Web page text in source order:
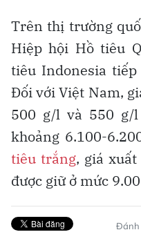
Trên thị trường
Hiệp hội Hồ tiêu
tiêu Indonesia
Đối với Việt Nam,
500 g/l và 550 g/
khoảng 6.100-
tiêu trắng, giá
được giữ ở mức
Đánh